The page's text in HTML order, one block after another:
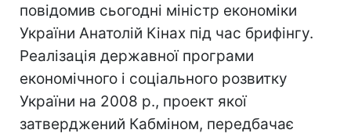
повідомив сьогодні міністр економіки
України Анатолій Кінах під час брифінгу.
Реалізація державної програми
економічного і соціального розвитку
України на 2008 р., проект якої
затверджений Кабміном, передбачає